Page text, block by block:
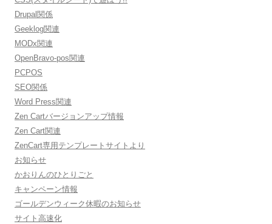
Drupal関係
Geeklog関連
MODx関連
OpenBravo-pos関連
PCPOS
SEO関係
Word Press関連
Zen Cartバージョンアップ情報
Zen Cart関連
ZenCart専用テンプレートサイトより
お知らせ
かおりんのひとりごと
キャンペーン情報
ゴールデンウィーク休暇のお知らせ
サイト高速化